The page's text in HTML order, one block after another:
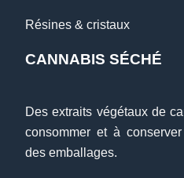
Résines & cristaux
CANNABIS SÉCHÉ
Des extraits végétaux de
consommer et à
des emballages.